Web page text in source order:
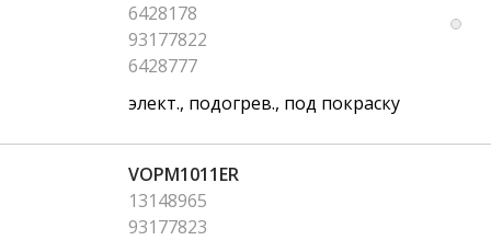
6428178
93177822
6428777
элект., подогрев., под покраску
VOPM1011ER
13148965
93177823